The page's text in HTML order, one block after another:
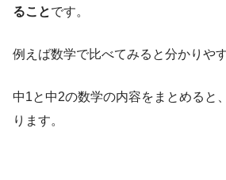
ることです。
例えば数学で比べてみると分かりや
中1と中2の数学の内容をまとめると
ります。